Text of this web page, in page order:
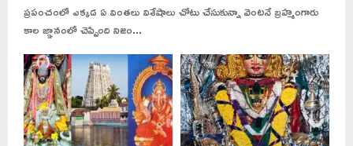
ప్రపంచంలో ఎక్కడ ఏ వింతలు విశేషాలు చోటు చేసుకున్నా వెంటనే బ్రహ్మంగారు
కాల జ్ఞానంలో చెప్పింది నిజం...